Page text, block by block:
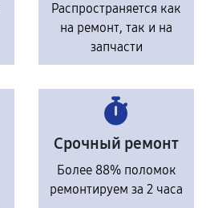
Распространяется как
на ремонт, так и на
запчасти
Срочный ремонт
Более 88% поломок
ремонтируем за 2 часа